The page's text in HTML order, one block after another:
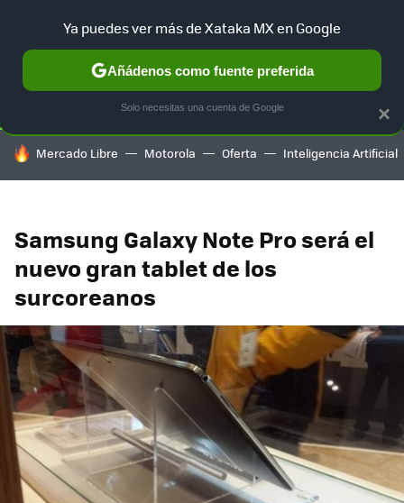
SELECCIÓN GAMING HOME AUTO TERRITORIO
HOY SE HABLA DE
Mercado Libre Motorola Oferta Inteligencia Artificial
Samsung Galaxy Note Pro será el
nuevo gran tablet de los
surcoreanos
×
Ya puedes ver más de Xataka MX en Google
Añádenos como fuente preferida
Solo necesitas una cuenta de Google